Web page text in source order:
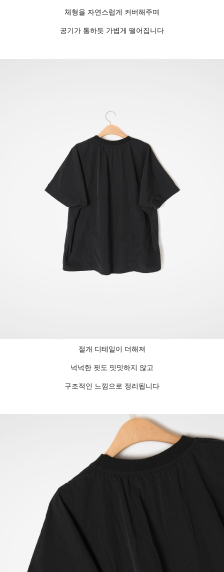
체형을 자연스럽게 커버해주며
공기가 통하듯 가볍게 떨어집니다
절개 디테일이 더해져
넉넉한 핏도 밋밋하지 않고
구조적인 느낌으로 정리됩니다